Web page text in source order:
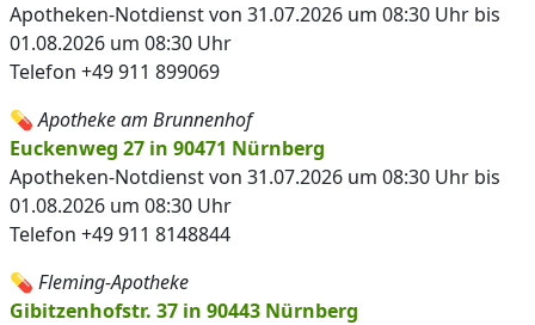
Apotheken-Notdienst von 31.07.2026 um 08:30 Uhr bis
01.08.2026 um 08:30 Uhr
Telefon +49 911 899069
💊Apotheke am Brunnenhof
Euckenweg 27 in 90471 Nürnberg
Apotheken-Notdienst von 31.07.2026 um 08:30 Uhr bis
01.08.2026 um 08:30 Uhr
Telefon +49 911 8148844
💊 Fleming-Apotheke
Gibitzenhofstr. 37 in 90443 Nürnberg